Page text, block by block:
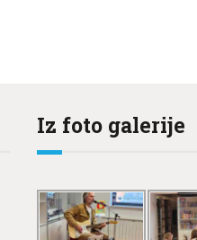
Iz foto galerije